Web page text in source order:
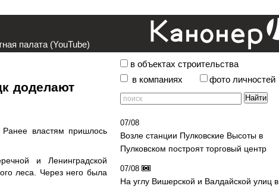
палата (YouTube)
доделают
властям пришлось
и Ленинградской
леса. Через него была
в объектах строительства
в компаниях
фото личностей
07/08
Возле станции Пулковские Высоты в
Пулковском построят торговый центр
07/08
На углу Вишерской и Валдайской улиц в